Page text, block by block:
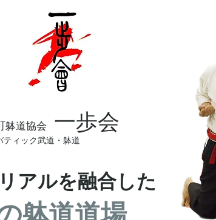
躰道協会 一歩会
ティック武道・躰道
アルを融合した
躰道道場